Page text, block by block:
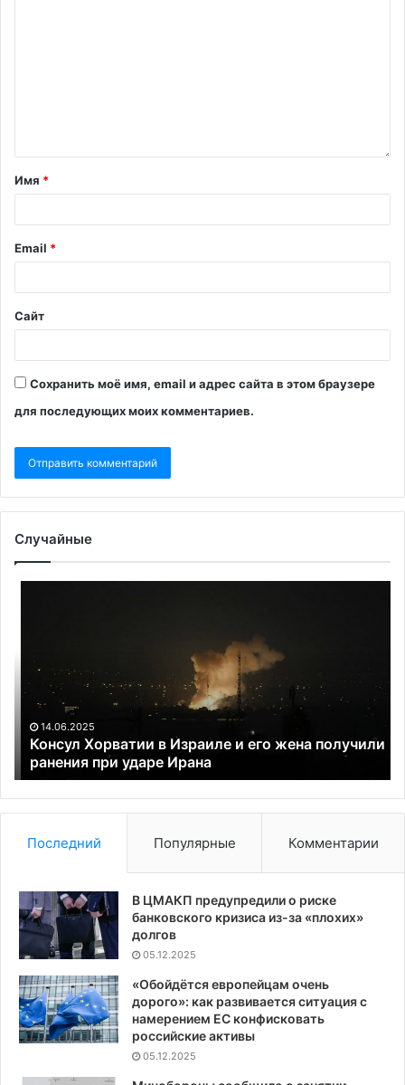
Имя *
Email *
Сайт
Сохранить моё имя, email и адрес сайта в этом браузере
для последующих моих комментариев.
Случайные
его
жена
получили
ранения
при
ударе
Ирана
14.06.2025
Консул Хорватии в Израиле и его жена получили
ранения при ударе Ирана
Последний Популярные Комментарии
В ЦМАКП предупредили о риске
банковского кризиса из-за «плохих»
долгов
05.12.2025
«Обойдётся европейцам очень
дорого»: как развивается ситуация с
намерением ЕС конфисковать
российские активы
05.12.2025